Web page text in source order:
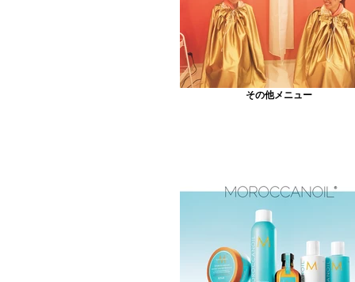
その他メニュー